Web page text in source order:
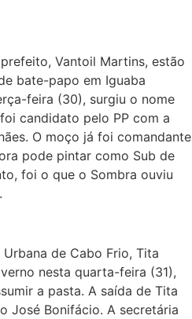
Vantoil Martins, estão
bate-papo em Iguaba
feira (30), surgiu o nome
candidato pelo PP com a
O moço já foi comandante
pode pintar como Sub de
foi o que o Sombra ouviu
de Cabo Frio, Tita
nesta quarta-feira (31),
a pasta. A saída de Tita
José Bonifácio. A secretária